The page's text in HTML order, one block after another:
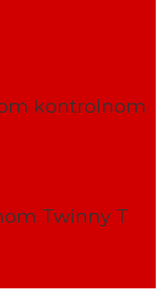
kontrolnom
Twinny T